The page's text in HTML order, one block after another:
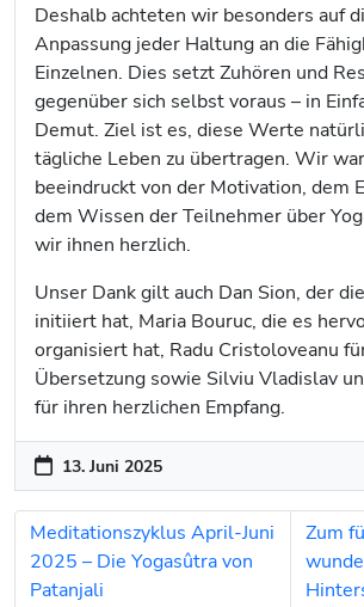
Deshalb achteten wir besonders auf
Anpassung jeder Haltung an die
Einzelnen. Dies setzt Zuhören und
gegenüber sich selbst voraus – in
Demut. Ziel ist es, diese Werte
tägliche Leben zu übertragen. Wir
beeindruckt von der Motivation, dem
dem Wissen der Teilnehmer über
wir ihnen herzlich.
Unser Dank gilt auch Dan Sion, der
initiiert hat, Maria Bouruc, die es
organisiert hat, Radu Cristoloveanu
Übersetzung sowie Silviu Vladislav
für ihren herzlichen Empfang.
13. Juni 2025
Meditationszyklus April-Juni
2025 – Die Yogasûtra von
Patanjali
Zum